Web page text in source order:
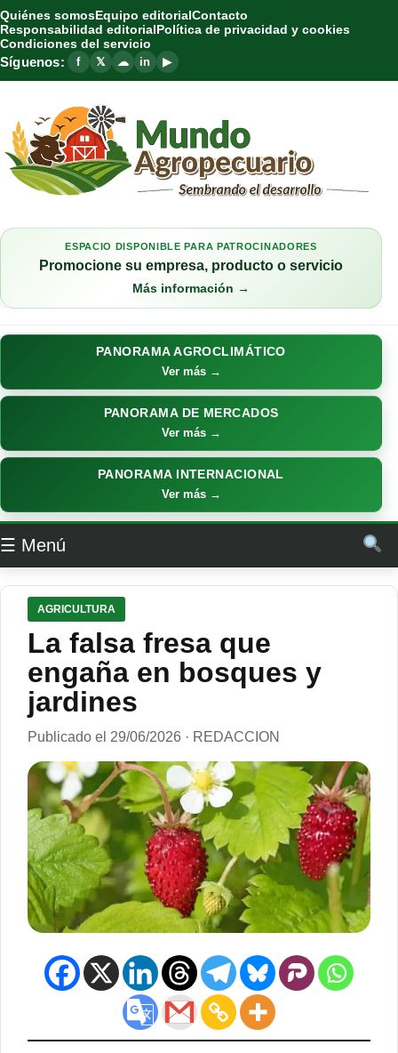
Quiénes somosEquipo editorialContacto
Responsabilidad editorialPolítica de privacidad y cookies
Condiciones del servicio
Síguenos: f 𝕏 ☁ in ▶
ESPACIO DISPONIBLE PARA PATROCINADORES
Promocione su empresa, producto o servicio
Más información →
PANORAMA AGROCLIMÁTICO
Ver más →
PANORAMA DE MERCADOS
Ver más →
PANORAMA INTERNACIONAL
Ver más →
☰ Menú
AGRICULTURA
La falsa fresa que
engaña en bosques y
jardines
Publicado el 29/06/2026 · REDACCION